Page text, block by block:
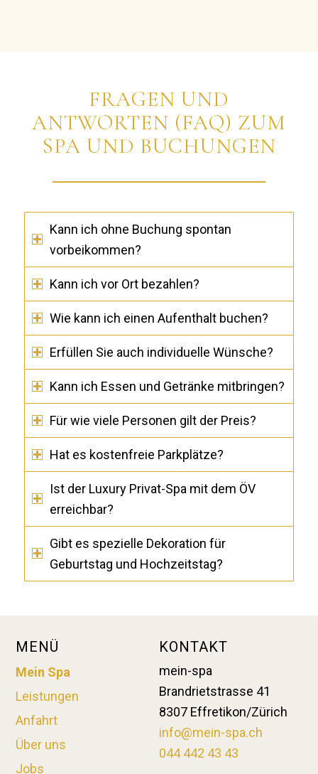
FRAGEN UND
ANTWORTEN (FAQ) ZUM
SPA UND BUCHUNGEN
Kann ich ohne Buchung spontan
vorbeikommen?
Kann ich vor Ort bezahlen?
Wie kann ich einen Aufenthalt buchen?
Erfüllen Sie auch individuelle Wünsche?
Kann ich Essen und Getränke mitbringen?
Für wie viele Personen gilt der Preis?
Hat es kostenfreie Parkplätze?
Ist der Luxury Privat-Spa mit dem ÖV
erreichbar?
Gibt es spezielle Dekoration für
Geburtstag und Hochzeitstag?
MENÜ
Mein Spa
Leistungen
Anfahrt
Über uns
Jobs
KONTAKT
mein-spa
Brandrietstrasse 41
8307 Effretikon/Zürich
info@mein-spa.ch
044 442 43 43